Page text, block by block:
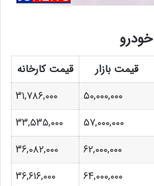
قیمت بازار
قیمت کارخانه
۵۰,۰۰۰,۰۰۰
۳۱,۷۸۶,۰۰۰
۵۷,۰۰۰,۰۰۰
۳۳,۵۳۵,۰۰۰
۶۲,۰۰۰,۰۰۰
۳۶,۰۸۲,۰۰۰
۶۴,۰۰۰,۰۰۰
۳۶,۶۱۶,۰۰۰